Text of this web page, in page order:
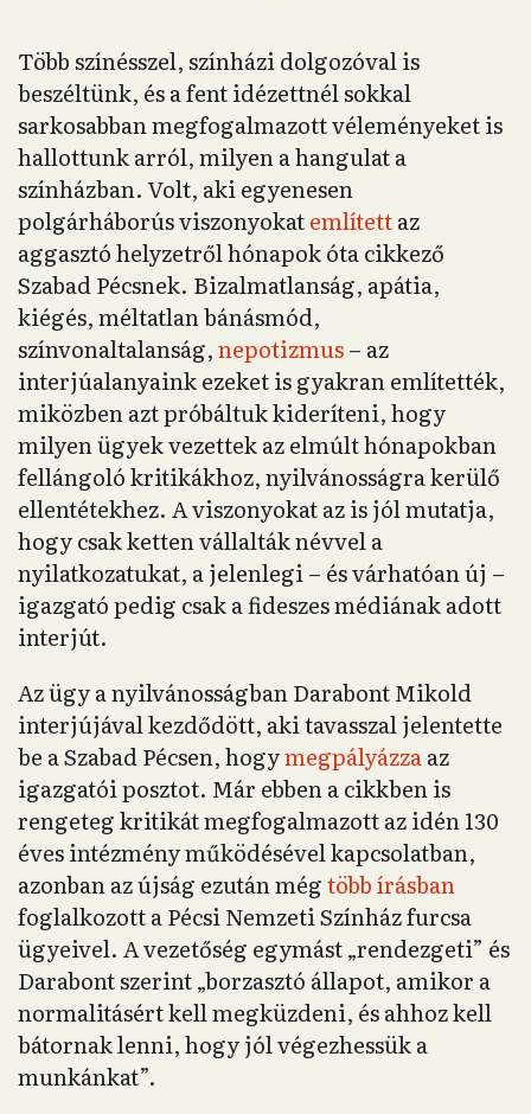
Több színésszel, színházi dolgozóval is
beszéltünk, és a fent idézettnél sokkal
sarkosabban megfogalmazott véleményeket is
hallottunk arról, milyen a hangulat a
színházban. Volt, aki egyenesen
polgárháborús viszonyokatemlítettaz
aggasztó helyzetről hónapok óta cikkező
Szabad Pécsnek. Bizalmatlanság, apátia,
kiégés, méltatlan bánásmód,
színvonaltalanság,nepotizmus– az
interjúalanyaink ezeket is gyakran említették,
miközben azt próbáltuk kideríteni, hogy
milyen ügyek vezettek az elmúlt hónapokban
fellángoló kritikákhoz, nyilvánosságra kerülő
ellentétekhez. A viszonyokat az is jól mutatja,
hogy csak ketten vállalták névvel a
nyilatkozatukat, a jelenlegi – és várhatóan új –
igazgató pedig csak a fideszes médiának adott
interjút.
Az ügy a nyilvánosságban Darabont Mikold
interjújával kezdődött, aki tavasszal jelentette
be a Szabad Pécsen, hogymegpályázzaaz
igazgatói posztot. Már ebben a cikkben is
rengeteg kritikát megfogalmazott az idén 130
éves intézmény működésével kapcsolatban,
azonban az újság ezután mégtöbb írásban
foglalkozott a Pécsi Nemzeti Színház furcsa
ügyeivel. A vezetőség egymást „rendezgeti” és
Darabont szerint „borzasztó állapot, amikor a
normalitásért kell megküzdeni, és ahhoz kell
bátornak lenni, hogy jól végezhessük a
munkánkat”.